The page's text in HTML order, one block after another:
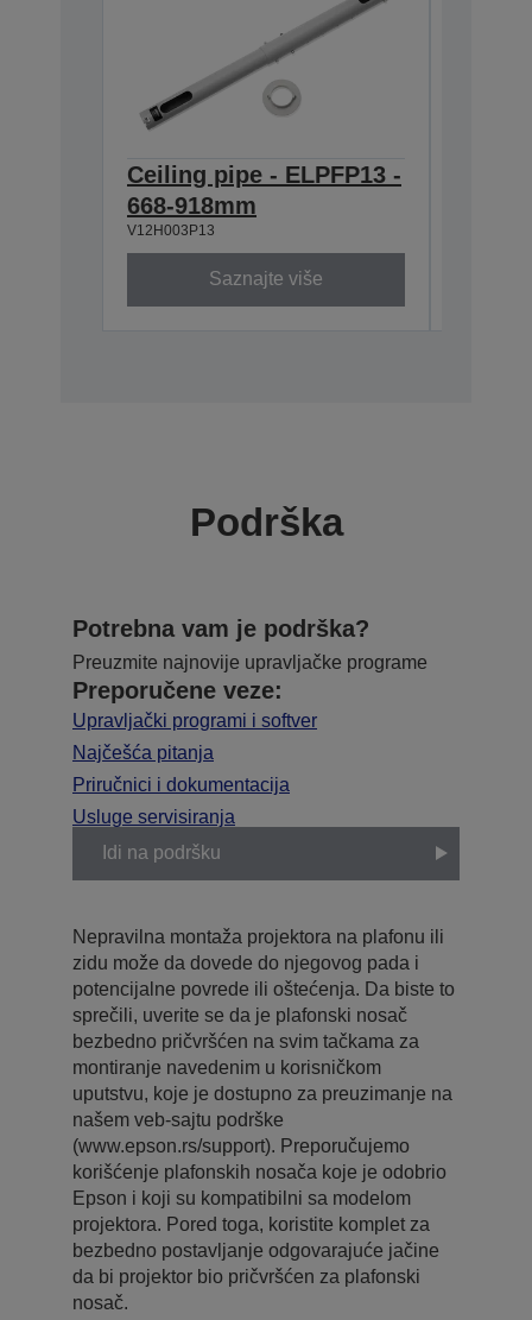
Ceiling pipe - ELPFP13 -
668-918mm
V12H003P13
Saznajte više
Podrška
Potrebna vam je podrška?
Preuzmite najnovije upravljačke programe
Preporučene veze:
Upravljački programi i softver
Najčešća pitanja
Priručnici i dokumentacija
Usluge servisiranja
Idi na podršku
Nepravilna montaža projektora na plafonu ili
zidu može da dovede do njegovog pada i
potencijalne povrede ili oštećenja. Da biste to
sprečili, uverite se da je plafonski nosač
bezbedno pričvršćen na svim tačkama za
montiranje navedenim u korisničkom
uputstvu, koje je dostupno za preuzimanje na
našem veb-sajtu podrške
(www.epson.rs/support). Preporučujemo
korišćenje plafonskih nosača koje je odobrio
Epson i koji su kompatibilni sa modelom
projektora. Pored toga, koristite komplet za
bezbedno postavljanje odgovarajuće jačine
da bi projektor bio pričvršćen za plafonski
nosač.